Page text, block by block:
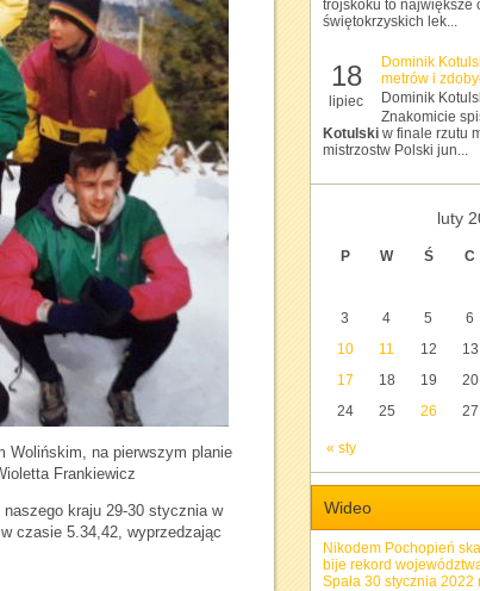
trójskoku to największe
świętokrzyskich lek...
18
lipiec
Dominik
metrów i
Dominik
Znakomicie
Kotulski w finale rzutu
mistrzostw Polski jun...
luty
P W Ś C
« sty
3
4 5 6
10
11 12 13
17
18 19 20
24
25 26 27
Wideo
Nikodem Pochopień
bije rekord
Spała 30 stycznia 2022
Wolińskim, na pierwszym planie
Frankiewicz
kraju 29-30 stycznia w
czasie 5.34,42, wyprzedzając